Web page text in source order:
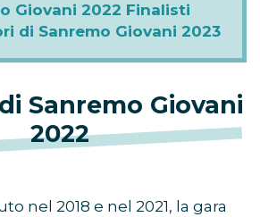
Giovani 2022 Finalisti
di Sanremo Giovani 2023
Sanremo Giovani
2022
nel 2018 e nel 2021, la gara